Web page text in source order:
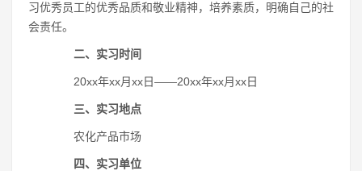
习优秀员工的优秀品质和敬业精神，培养素质，明确自己的社
会责任。
二、实习时间
20xx年xx月xx日――20xx年xx月xx日
三、实习地点
农化产品市场
四、实习单位